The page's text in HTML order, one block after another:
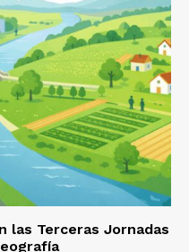
las Terceras Jornadas